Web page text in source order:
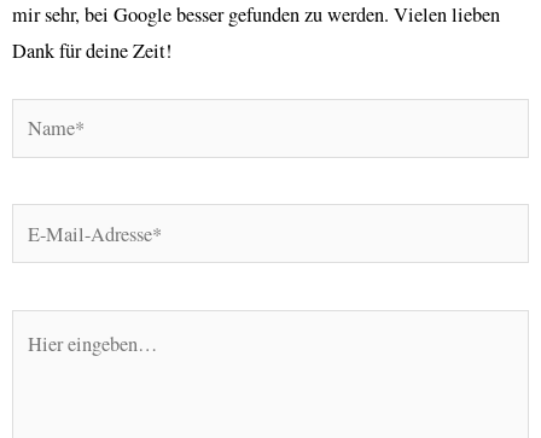
mir sehr, bei Google besser gefunden zu werden. Vielen lieben
Dank für deine Zeit!
Name*
Mail-
eingeben…